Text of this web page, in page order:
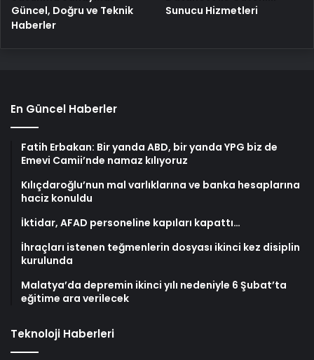
Güncel, Doğru ve Teknik
Haberler
Sunucu Hizmetleri
En Güncel Haberler
Fatih Erbakan: Bir yanda ABD, bir yanda YPG biz de
Emevi Camii’nde namaz kılıyoruz
Kılıçdaroğlu’nun mal varlıklarına ve banka hesaplarına
haciz konuldu
İktidar, AFAD personeline kapıları kapattı…
İhraçları istenen teğmenlerin dosyası ikinci kez disiplin
kurulunda
Malatya’da depremin ikinci yılı nedeniyle 6 Şubat’ta
eğitime ara verilecek
Teknoloji Haberleri